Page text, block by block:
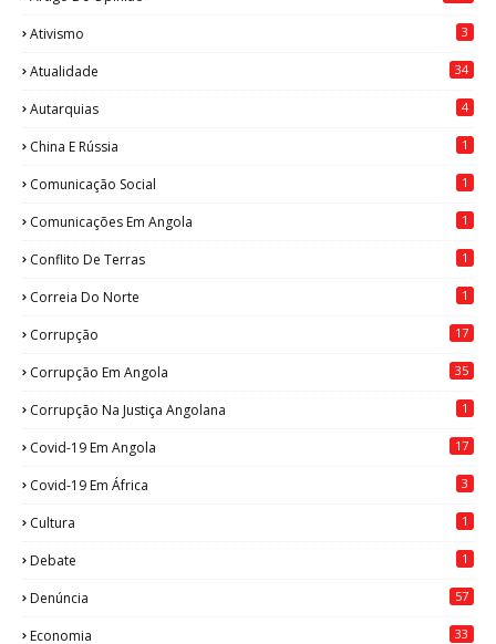
Ativismo 3
Atualidade 34
Autarquias 4
China E Rússia 1
Comunicação Social 1
Comunicações Em Angola 1
Conflito De Terras 1
Correia Do Norte 1
Corrupção 17
Corrupção Em Angola 35
Corrupção Na Justiça Angolana 1
Covid-19 Em Angola 17
Covid-19 Em África 3
Cultura 1
Debate 1
Denúncia 57
Economia 33